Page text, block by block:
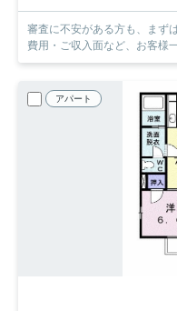
審査に不安がある方も、まずはお気
費用・ご収入面など、お客様
アパート